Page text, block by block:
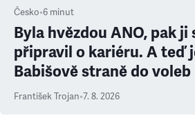
Česko•6 minut
Byla hvězdou ANO, pak ji
připravil o kariéru. A teď
Babišově straně do voleb
František Trojan•7. 8. 2026